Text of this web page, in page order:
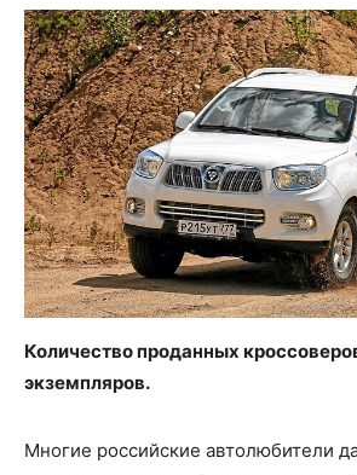
Количество проданных
экземпляров.
Многие российские автолюбители